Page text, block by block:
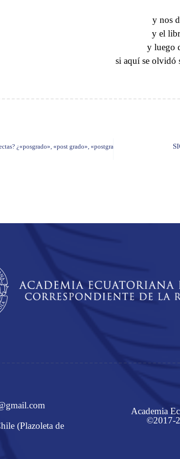
y nos
y el
y luego
si aquí se olvidó
¿«posgrado», «post grado», «postgrado», «post-grado»?
(Plazoleta de
Academia
©2017-